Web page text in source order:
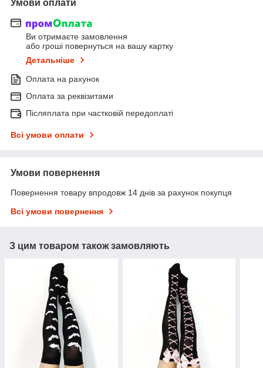
Умови оплати
Ви отримаєте замовлення
або гроші повернуться на вашу картку
Детальніше
Оплата на рахунок
Оплата за реквізитами
Післяплата при частковій передоплаті
Всі умови оплати
Умови повернення
Повернення товару впродовж 14 днів за рахунок покупця
Всі умови повернення
З цим товаром також замовляють